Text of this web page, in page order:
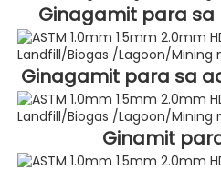
Ginagamit para
Ginagamit para sa
Ginamit